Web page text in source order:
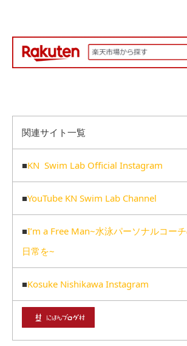
関連サイト一覧
■KN Swim Lab Official Instagram
■YouTube KN Swim Lab Channel
■I’m a Free Man~水泳パーソナルコー
日常を~
■Kosuke Nishikawa Instagram